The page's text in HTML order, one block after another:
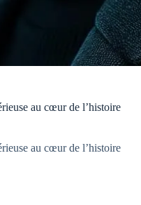
au cœur de l’histoire
au cœur de l’histoire